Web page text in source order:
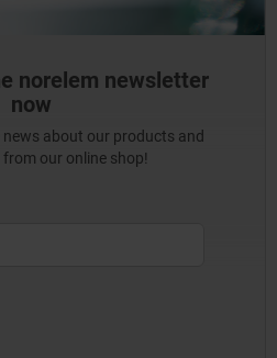
norelem newsletter
now
about our products and
our online shop!